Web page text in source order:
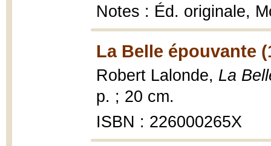
Notes : Éd. originale,
La Belle épouvante
Robert Lalonde, La
p. ; 20 cm.
ISBN : 226000265X